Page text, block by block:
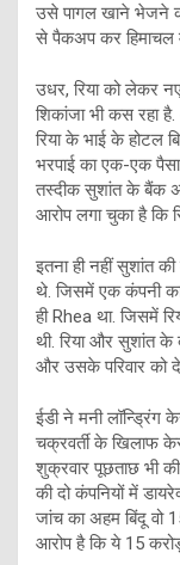
उसे पागल खाने भेजने
से पैकअप कर हिमाचल
उधर, रिया को लेकर
शिकांजा भी कस रहा
रिया के भाई के होटल
भरपाई का एक-एक
तस्दीक सुशांत के बैंक
आरोप लगा चुका है कि
इतना ही नहीं सुशांत
थे. जिसमें एक कंपनी
ही Rhea था. जिसमें
थी. रिया और सुशांत के
और उसके परिवार को
ईडी ने मनी लॉन्ड्रिंग
चक्रवर्ती के खिलाफ
शुक्रवार पूछताछ भी
की दो कंपनियों में
जांच का अहम बिंदू वो
आरोप है कि ये 15